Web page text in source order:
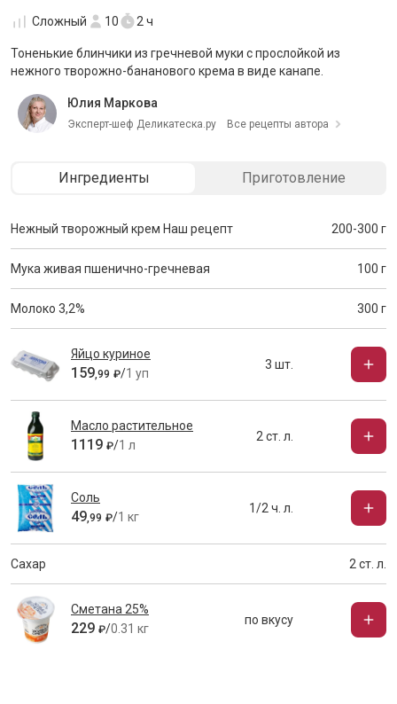
Сложный 10 2 ч
Тоненькие блинчики из гречневой муки с прослойкой из
нежного творожно-бананового крема в виде канапе.
Юлия Маркова
Эксперт-шеф Деликатеска.ру Все рецепты автора
Ингредиенты Приготовление
Нежный творожный крем Наш рецепт 200-300 г
Мука живая пшенично-гречневая 100 г
Молоко 3,2% 300 г
Яйцо куриное
159,99 ₽/1 уп
3 шт.
Масло растительное
1119 ₽/1 л
2 ст. л.
Соль
49,99 ₽/1 кг
1/2 ч. л.
Сахар 2 ст. л.
Сметана 25%
229 ₽/0.31 кг
по вкусу